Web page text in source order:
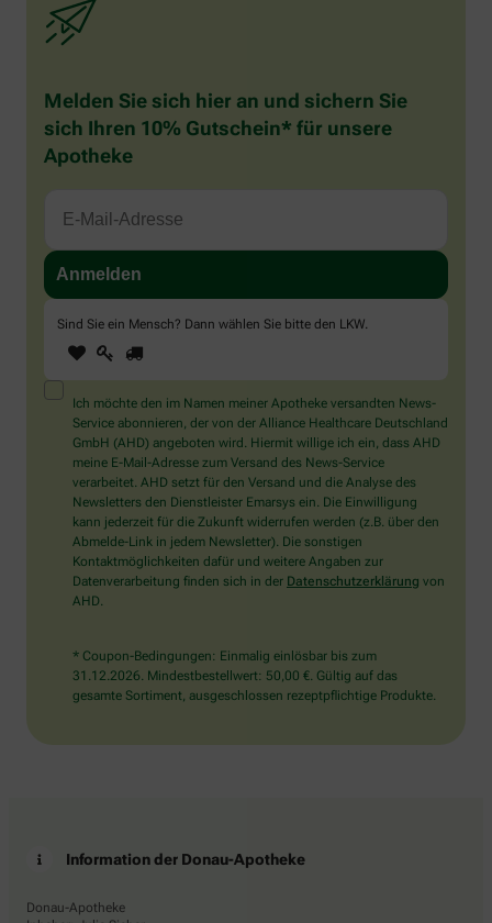
Melden Sie sich hier an und sichern Sie
sich Ihren 10% Gutschein* für unsere
Apotheke
Sind Sie ein Mensch? Dann wählen Sie bitte den LKW.
Sind
Sie
ein
Mensch?
Dann
wählen
Sie
bitte
den
LKW.
1 2
Ich möchte den im Namen meiner Apotheke versandten News-
Service abonnieren, der von der Alliance Healthcare Deutschland
GmbH (AHD) angeboten wird. Hiermit willige ich ein, dass AHD
meine E-Mail-Adresse zum Versand des News-Service
verarbeitet. AHD setzt für den Versand und die Analyse des
Newsletters den Dienstleister Emarsys ein. Die Einwilligung
kann jederzeit für die Zukunft widerrufen werden (z.B. über den
Abmelde-Link in jedem Newsletter). Die sonstigen
Kontaktmöglichkeiten dafür und weitere Angaben zur
Datenverarbeitung finden sich in der Datenschutzerklärung von
AHD.
* Coupon-Bedingungen: Einmalig einlösbar bis zum
31.12.2026. Mindestbestellwert: 50,00 €. Gültig auf das
gesamte Sortiment, ausgeschlossen rezeptpflichtige Produkte.
Information der Donau-Apotheke
Donau-Apotheke